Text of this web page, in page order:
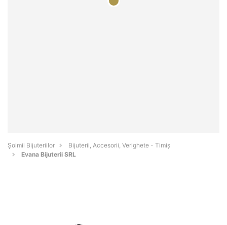
Şoimii Bijuteriilor
Bijuterii, Accesorii, Verighete - Timiş
Evana Bijuterii SRL